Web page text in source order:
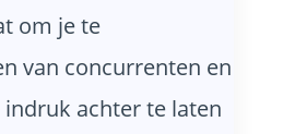
om je te
van concurrenten en
achter te laten